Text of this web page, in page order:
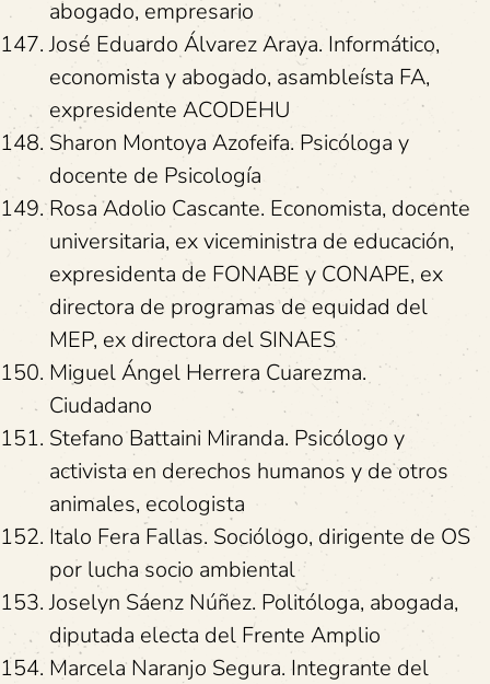
abogado, empresario
José Eduardo Álvarez Araya. Informático,
economista y abogado, asambleísta FA,
expresidente ACODEHU
Sharon Montoya Azofeifa. Psicóloga y
docente de Psicología
Rosa Adolio Cascante. Economista, docente
universitaria, ex viceministra de educación,
expresidenta de FONABE y CONAPE, ex
directora de programas de equidad del
MEP, ex directora del SINAES
Miguel Ángel Herrera Cuarezma.
Ciudadano
Stefano Battaini Miranda. Psicólogo y
activista en derechos humanos y de otros
animales, ecologista
Italo Fera Fallas. Sociólogo, dirigente de OS
por lucha socio ambiental
Joselyn Sáenz Núñez. Politóloga, abogada,
diputada electa del Frente Amplio
Marcela Naranjo Segura. Integrante del